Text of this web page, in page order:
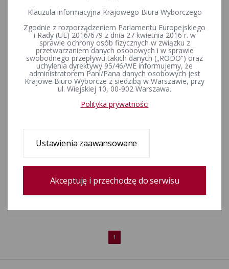
2013 r. w sprawie sprawozdań o źródłach pozyskania
Komunikat Państwowej Komisji Wyborczej z dnia 15 kwietnia
2013 r. w sprawie informacji finansowych partii politycznych o
otrzymanej subwencji oraz o poniesionych z subwencji
wydatkach w 2012 r.
środków finansowych w 2012 r.
października 2013 r. o przyjętych informacjach finansowych o
1
Klauzula informacyjna Krajowego Biura Wyborczego
Zgodnie z rozporządzeniem Parlamentu Europejskiego
i Rady (UE) 2016/679 z dnia 27 kwietnia 2016 r. w
sprawie ochrony osób fizycznych w związku z
przetwarzaniem danych osobowych i w sprawie
swobodnego przepływu takich danych („RODO”) oraz
uchylenia dyrektywy 95/46/WE informujemy, że
administratorem Pani/Pana danych osobowych jest
Krajowe Biuro Wyborcze z siedzibą w Warszawie, przy
ul. Wiejskiej 10, 00-902 Warszawa.
Polityka prywatności
Ustawienia zaawansowane
Akceptuję i przechodzę do serwisu